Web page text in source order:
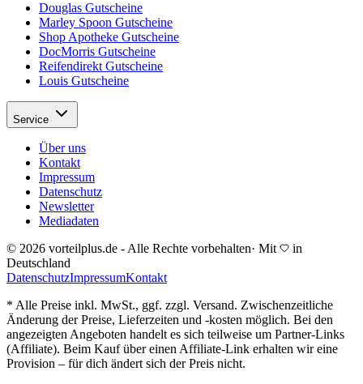
Douglas Gutscheine
Marley Spoon Gutscheine
Shop Apotheke Gutscheine
DocMorris Gutscheine
Reifendirekt Gutscheine
Louis Gutscheine
Service
Über uns
Kontakt
Impressum
Datenschutz
Newsletter
Mediadaten
© 2026 vorteilplus.de - Alle Rechte vorbehalten· Mit
in
Deutschland
DatenschutzImpressumKontakt
* Alle Preise inkl. MwSt., ggf. zzgl. Versand. Zwischenzeitliche
Änderung der Preise, Lieferzeiten und -kosten möglich. Bei den
angezeigten Angeboten handelt es sich teilweise um Partner-Links
(Affiliate). Beim Kauf über einen Affiliate-Link erhalten wir eine
Provision – für dich ändert sich der Preis nicht.